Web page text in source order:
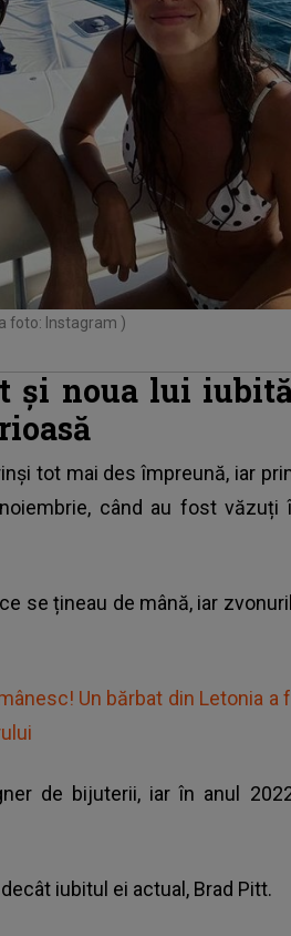
foto: Instagram )
și noua lui
tot mai des împreună, iar
când au fost văzuți
se țineau de mână, iar
Un bărbat din Letonia a
de bijuterii, iar în anul
iubitul ei actual, Brad Pitt.